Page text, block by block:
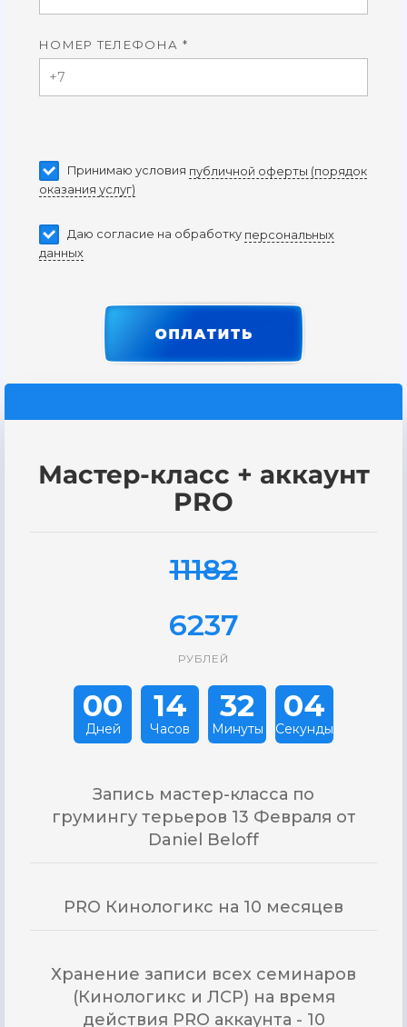
НОМЕР ТЕЛЕФОНА *
Принимаю условия публичной оферты (порядок
оказания услуг)
Даю согласие на обработку персональных
данных
Мастер-класс + аккаунт
PRO
11182
6237
РУБЛЕЙ
00
Дней
14
Часов
32
Минуты
03
Секунды
Запись мастер-класса по
грумингу терьеров 13 Февраля от
Daniel Beloff
PRO Кинологикс на 10 месяцев
Хранение записи всех семинаров
(Кинологикс и ЛСР) на время
действия PRO аккаунта - 10